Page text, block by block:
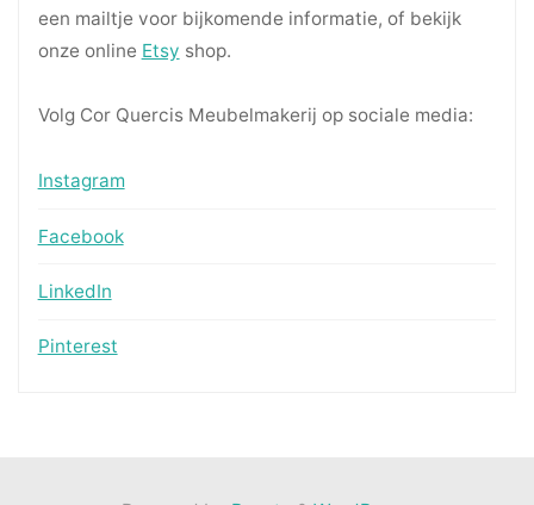
een mailtje voor bijkomende informatie, of bekijk
onze online Etsy shop.
Volg Cor Quercis Meubelmakerij op sociale media:
Instagram
Facebook
LinkedIn
Pinterest